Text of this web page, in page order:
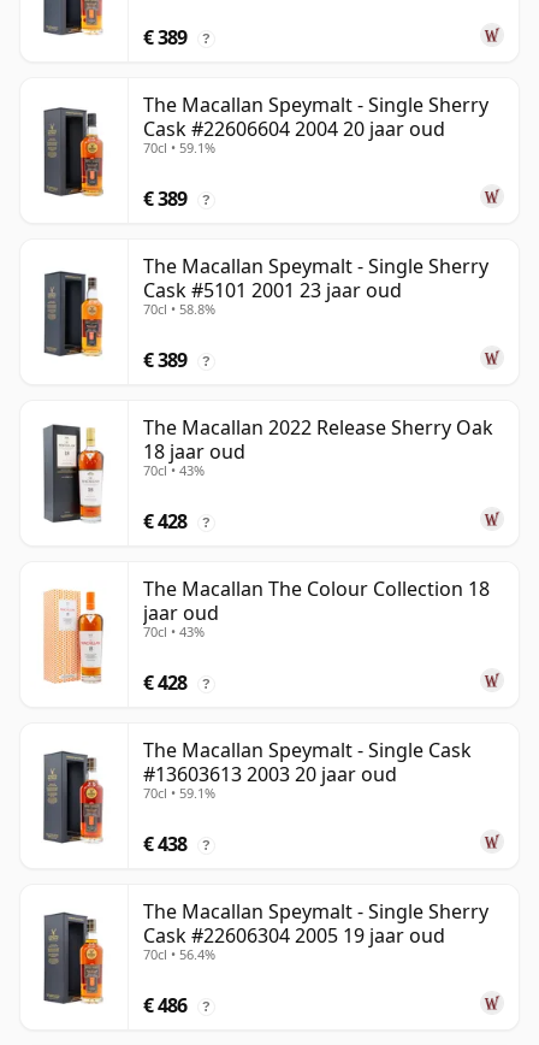
€ 389 ?
The Macallan Speymalt - Single Sherry
Cask #22606604 2004 20 jaar oud
70cl • 59.1%
€ 389 ?
The Macallan Speymalt - Single Sherry
Cask #5101 2001 23 jaar oud
70cl • 58.8%
€ 389 ?
The Macallan 2022 Release Sherry Oak
18 jaar oud
70cl • 43%
€ 428 ?
The Macallan The Colour Collection 18
jaar oud
70cl • 43%
€ 428 ?
The Macallan Speymalt - Single Cask
#13603613 2003 20 jaar oud
70cl • 59.1%
€ 438 ?
The Macallan Speymalt - Single Sherry
Cask #22606304 2005 19 jaar oud
70cl • 56.4%
€ 486 ?